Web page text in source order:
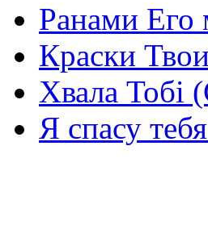
Ранами Его
Краски Твои
Хвала Тобі
Я спасу